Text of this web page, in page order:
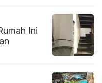
Ini